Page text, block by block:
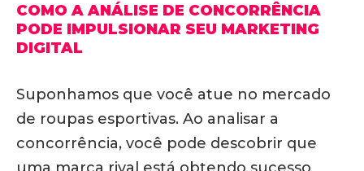
COMO A ANÁLISE DE CONCORRÊNCIA
PODE IMPULSIONAR SEU MARKETING
DIGITAL
Suponhamos que você atue no mercado
de roupas esportivas. Ao analisar a
concorrência, você pode descobrir que